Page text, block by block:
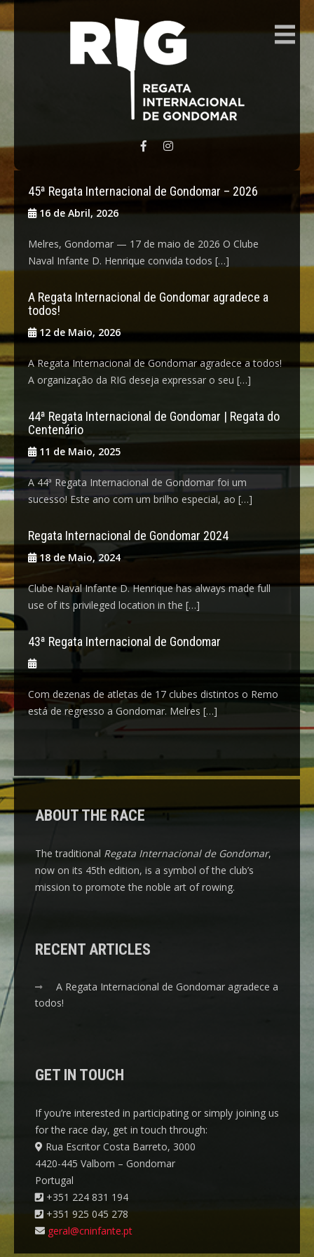
REGATA INTERNACIONAL GONDOMAR
45ª Regata Internacional de Gondomar – 2026
16 de Abril, 2026
Melres, Gondomar — 17 de maio de 2026 O Clube
Naval Infante D. Henrique convida todos […]
A Regata Internacional de Gondomar agradece a
todos!
12 de Maio, 2026
A Regata Internacional de Gondomar agradece a todos!
A organização da RIG deseja expressar o seu […]
44ª Regata Internacional de Gondomar | Regata do
Centenário
11 de Maio, 2025
A 44ª Regata Internacional de Gondomar foi um
sucesso! Este ano com um brilho especial, ao […]
Regata Internacional de Gondomar 2024
18 de Maio, 2024
Clube Naval Infante D. Henrique has always made full
use of its privileged location in the […]
43ª Regata Internacional de Gondomar
Com dezenas de atletas de 17 clubes distintos o Remo
está de regresso a Gondomar. Melres […]
ABOUT THE RACE
The traditional Regata Internacional de Gondomar,
now on its 45th edition, is a symbol of the club’s
mission to promote the noble art of rowing.
RECENT ARTICLES
A Regata Internacional de Gondomar agradece a
todos!
GET IN TOUCH
If you’re interested in participating or simply joining us
for the race day, get in touch through:
Rua Escritor Costa Barreto, 3000
4420-445 Valbom – Gondomar
Portugal
+351 224 831 194
+351 925 045 278
geral@cninfante.pt